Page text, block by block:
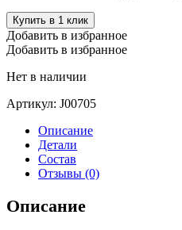
Купить в 1 клик
Добавить в избранное
Добавить в избранное
Нет в наличии
Артикул: J00705
Описание
Детали
Состав
Отзывы (0)
Описание